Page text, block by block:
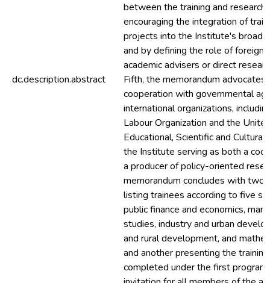
dc.description.abstract
between the training and research
encouraging the integration of
projects into the Institute's
and by defining the role of foreign
academic advisers or direct
Fifth, the memorandum
cooperation with governmental
international organizations,
Labour Organization and the
Educational, Scientific and Cultural
the Institute serving as both a
a producer of policy-oriented
memorandum concludes with two
listing trainees according to five
public finance and economics,
studies, industry and urban
and rural development, and
and another presenting the
completed under the first